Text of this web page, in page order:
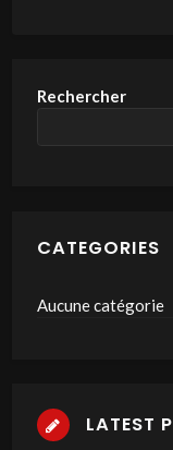
Rechercher
CATEGORIES
Aucune catégorie
LATEST